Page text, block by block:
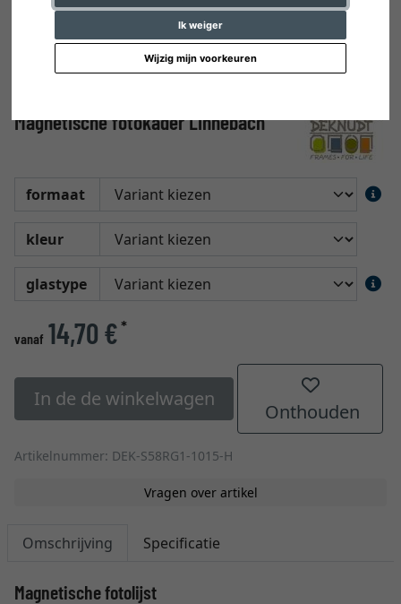
Ik weiger
Wijzig mijn voorkeuren
Magnetische fotokader Linnebach
formaat
kleur
glastype
vanaf 14,70 €*
In de de winkelwagen
Onthouden
Artikelnummer: DEK-S58RG1-1015-H
Vragen over artikel
Omschrijving Specificatie
Magnetische fotolijst